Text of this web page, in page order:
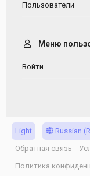
Пользователи
Меню
Войти
Light
Russian
Обратная связь
Политика